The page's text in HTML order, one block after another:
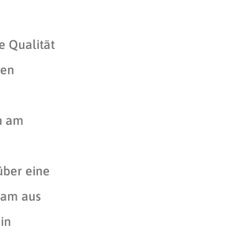
Qualität
am
eine
aus